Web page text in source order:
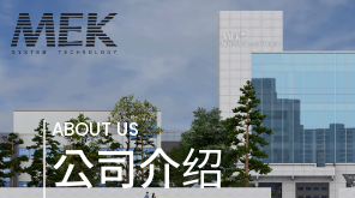
ABOUT US
公司介绍